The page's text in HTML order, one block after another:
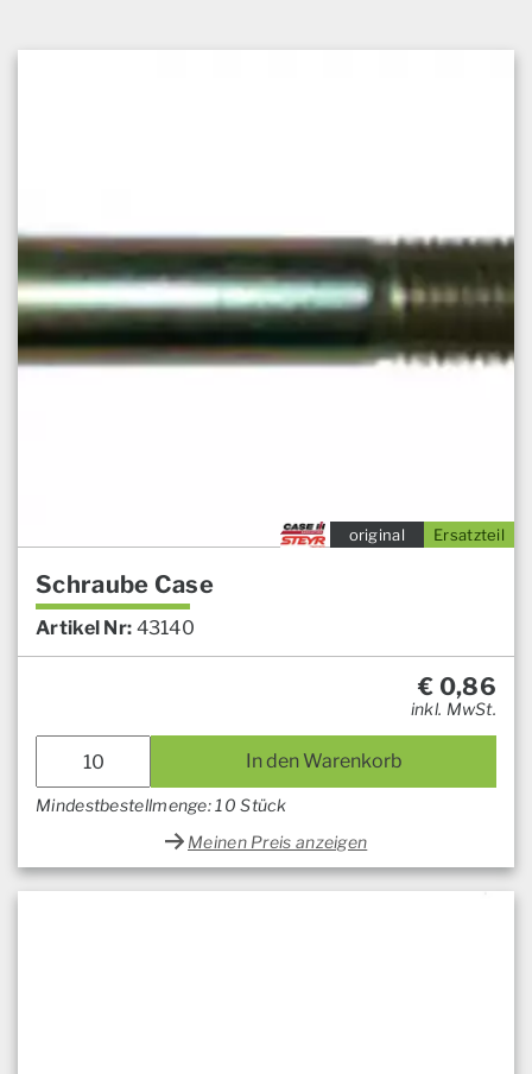
Ersatzteil
original
Schraube Case
Artikel Nr: 43140
€ 0,86
inkl. MwSt.
In den Warenkorb
Mindestbestellmenge: 10 Stück
Meinen Preis anzeigen